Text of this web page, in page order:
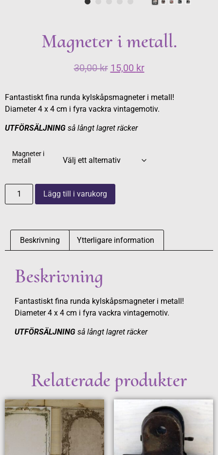
Magneter i metall.
30,00kr 15,00 kr
Fantastiskt fina runda kylskåpsmagneter i metall!
Diameter 4 x 4 cm i fyra vackra vintagemotiv.
UTFÖRSÄLJNING så långt lagret räcker
Magneter i
metall
Lägg till i varukorg
Beskrivning Ytterligare information
Beskrivning
Fantastiskt fina runda kylskåpsmagneter i metall!
Diameter 4 x 4 cm i fyra vackra vintagemotiv.
UTFÖRSÄLJNING så långt lagret räcker
Relaterade produkter